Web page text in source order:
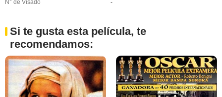
N° de Visado
-
Si te gusta esta película, te
recomendamos: